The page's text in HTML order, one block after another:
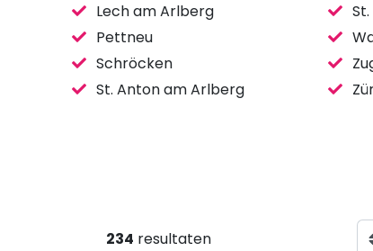
Lech am Arlberg
Pettneu
Schröcken
St. Anton am Arlberg
234 resultaten